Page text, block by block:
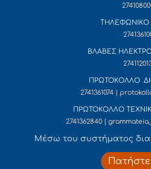
ΤΗΛΕΦΩΝΙΚΟ
ΒΛΑΒΕΣ
ΠΡΩΤΟΚΟΛΛΟ
2741361074 |
ΠΡΩΤΟΚΟΛΛΟ
2741362840 |
Mέσω του συστήματος